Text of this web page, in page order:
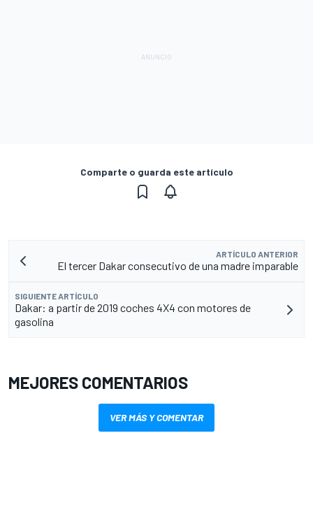
Comparte o guarda este artículo
ARTÍCULO ANTERIOR
El tercer Dakar consecutivo de una madre imparable
SIGUIENTE ARTÍCULO
Dakar: a partir de 2019 coches 4X4 con motores de
gasolina
MEJORES COMENTARIOS
VER MÁS Y COMENTAR